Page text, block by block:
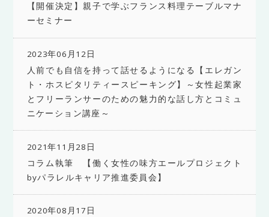
【開催決定】親子で学ぶフランス料理テーブルマナ
ーセミナー
2023年06月12日
人前でも自信を持って話せるようになる【エレガン
ト・ホスピタリティースピーキング】～女性起業家
とフリーランサーのための魅力的な話し方とコミュ
ニケーション講座～
2021年11月28日
コラム執筆 【働く女性の味方エールプロジェクト
byパラレルキャリア推進委員会】
2020年08月17日